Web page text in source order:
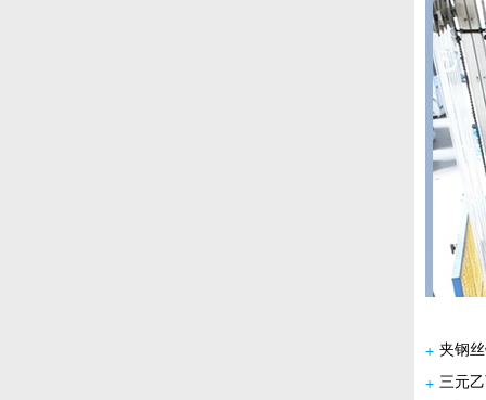
+ 夹钢
+ 三元